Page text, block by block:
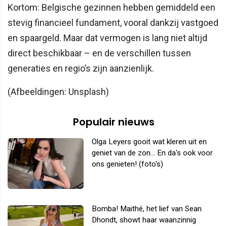
Kortom: Belgische gezinnen hebben gemiddeld een
stevig financieel fundament, vooral dankzij vastgoed
en spaargeld. Maar dat vermogen is lang niet altijd
direct beschikbaar – en de verschillen tussen
generaties en regio’s zijn aanzienlijk.
(Afbeeldingen: Unsplash)
Populair nieuws
Olga Leyers gooit wat kleren uit en
geniet van de zon... En da's ook voor
ons genieten! (foto's)
Bomba! Maithé, het lief van Sean
Dhondt, showt haar waanzinnig